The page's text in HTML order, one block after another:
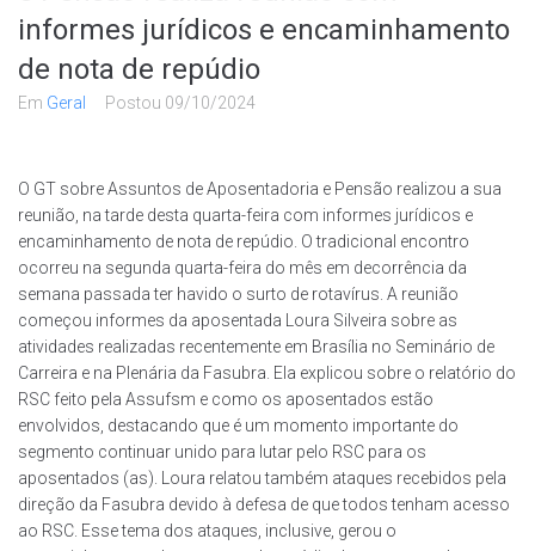
informes jurídicos e encaminhamento
de nota de repúdio
Em Geral Postou 09/10/2024
O GT sobre Assuntos de Aposentadoria e Pensão realizou a sua
reunião, na tarde desta quarta-feira com informes jurídicos e
encaminhamento de nota de repúdio. O tradicional encontro
ocorreu na segunda quarta-feira do mês em decorrência da
semana passada ter havido o surto de rotavírus. A reunião
começou informes da aposentada Loura Silveira sobre as
atividades realizadas recentemente em Brasília no Seminário de
Carreira e na Plenária da Fasubra. Ela explicou sobre o relatório do
RSC feito pela Assufsm e como os aposentados estão
envolvidos, destacando que é um momento importante do
segmento continuar unido para lutar pelo RSC para os
aposentados (as). Loura relatou também ataques recebidos pela
direção da Fasubra devido à defesa de que todos tenham acesso
ao RSC. Esse tema dos ataques, inclusive, gerou o